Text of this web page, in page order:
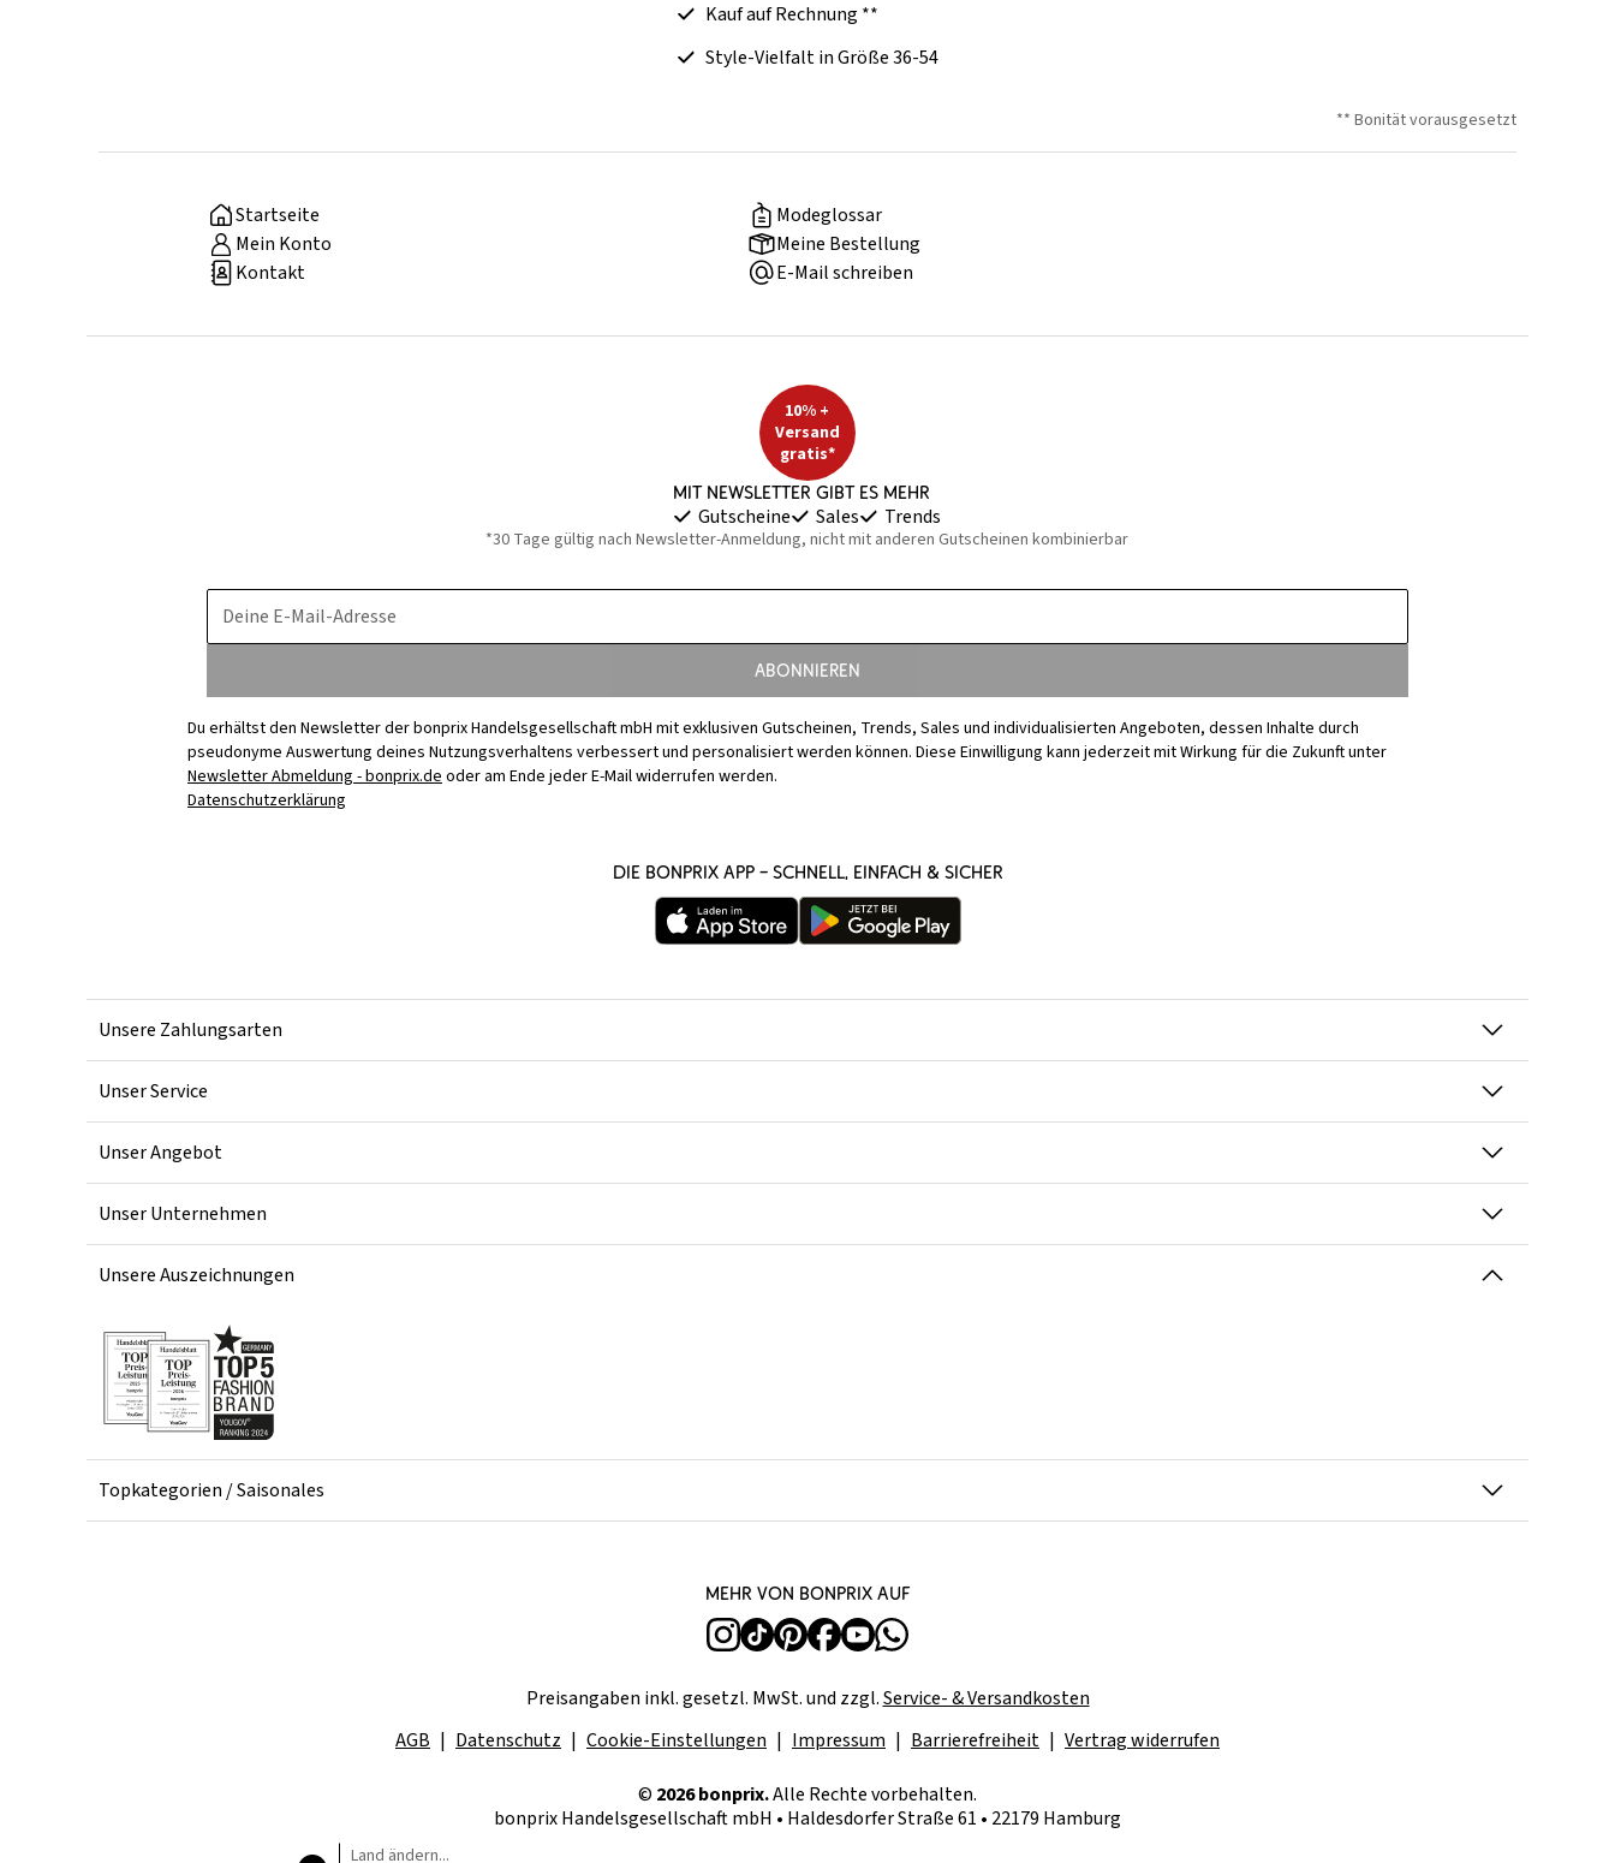
Kauf auf Rechnung **
Style-Vielfalt in Größe 36-54
** Bonität vorausgesetzt
Startseite
Modeglossar
Mein Konto
Meine Bestellung
Kontakt
E-Mail schreiben
10% +
Versand
gratis*
Mit Newsletter gibt es mehr
Gutscheine Sales Trends
*30 Tage gültig nach Newsletter-Anmeldung, nicht mit anderen Gutscheinen kombinierbar
Deine E-Mail-Adresse
Abonnieren
Du erhältst den Newsletter der bonprix Handelsgesellschaft mbH mit exklusiven Gutscheinen, Trends, Sales und individualisierten Angeboten, dessen Inhalte durch
pseudonyme Auswertung deines Nutzungsverhaltens verbessert und personalisiert werden können. Diese Einwilligung kann jederzeit mit Wirkung für die Zukunft unter
Newsletter Abmeldung - bonprix.deoder am Ende jeder E-Mail widerrufen werden.
Datenschutzerklärung
Die bonprix App – schnell, einfach & sicher
Unsere Zahlungsarten
Unser Service
Unser Angebot
Unser Unternehmen
Unsere Auszeichnungen
Topkategorien / Saisonales
Mehr von bonprix auf
Preisangaben inkl. gesetzl. MwSt. und zzgl.Service- & Versandkosten
AGB
Datenschutz Cookie-Einstellungen Impressum Barrierefreiheit Vertrag widerrufen
© 2026 bonprix.Alle Rechte vorbehalten.
bonprix Handelsgesellschaft mbH • Haldesdorfer Straße 61 • 22179 Hamburg
Land ändern...